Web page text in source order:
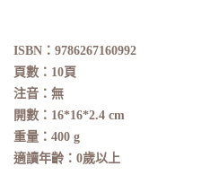
ISBN：9786267160992
頁數：10頁
注音：無
開數：16*16*2.4 cm
重量：400 g
適讀年齡：0歲以上